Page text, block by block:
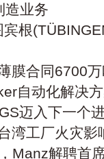
造业务
根
膜合同6700
自动化解决
迈入下一个
湾工厂火灾影
Manz解聘首